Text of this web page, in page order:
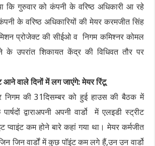
कि गुरुवार को कंपनी के वरिष्ठ अधिकारी आ रहे
के वरिष्ठ अधिकारियों की मेयर करमजीत सिंह
मिशन प्रोजेक्ट की सीईओ व निगम कमिश्नर कोमल
के उपरांत शिकायत केंद्र की विधिवत तौर पर
आने वाले दिनों में लग जाएंगे: मेयर रिंटू
निगम की 31दिसम्बर को हुई हाउस की बैठक में
द्वाराअपनी अपनी वार्डो में एलइडी स्ट्रीट
प्वाइंट कम होने बारे कहां गया था। मेयर कर्मजीत
जिन वार्डों में कुछ पॉइंट कम लगे हैं,उन उन वार्डो